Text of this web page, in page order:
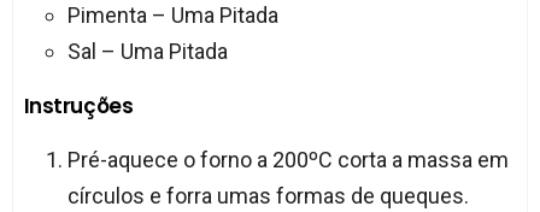
Pimenta – Uma Pitada
Sal – Uma Pitada
Instruções
Pré-aquece o forno a 200ºC corta a massa em
círculos e forra umas formas de queques.